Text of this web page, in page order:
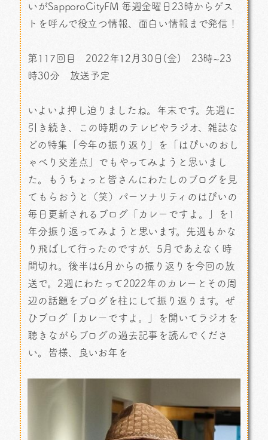
いがSapporoCityFM 毎週金曜日23時からゲス
トを呼んで役立つ情報、面白い情報まで発信！
第117回目 2022年12月30日(金) 23時~23
時30分 放送予定
いよいよ押し迫りましたね。年末です。先週に
引き続き、この時期のテレビやラジオ、雑誌な
どの特集「今年の振り返り」を「はぴいのおし
ゃべり交差点」でもやってみようと思いまし
た。もうちょっと皆さんにわたしのブログを見
てもらおうと（笑）パーソナリティのはぴいの
毎日更新されるブログ「カレーですよ。」を1
年分振り返ってみようと思います。先週もかな
り飛ばして行ったのですが、5月であえなく時
間切れ。後半は6月からの振り返りを今回の放
送で。2週にわたって2022年のカレーとその周
辺の話題をブログを柱にして振り返ります。ぜ
ひブログ「カレーですよ。」を開いてラジオを
聴きながらブログの過去記事を読んでくださ
い。皆様、良いお年を